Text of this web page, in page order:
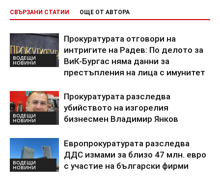
СВЪРЗАНИ СТАТИИ ОЩЕ ОТ АВТОРА
ВОДЕЩИ
НОВИНИ
Прокуратурата отговори на
интригите на Радев: По делото за
ВиК-Бургас няма данни за
престъпления на лица с имунитет
ВОДЕЩИ
НОВИНИ
Прокуратурата разследва
убийството на изгорелия
бизнесмен Владимир Янков
ВОДЕЩИ
НОВИНИ
Европрокуратурата разследва
ДДС измами за близо 47 млн. евро
с участие на български фирми